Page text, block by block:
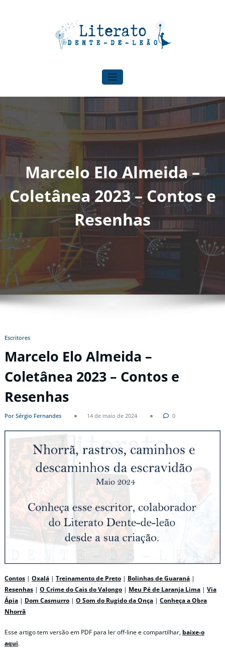
Literato Dente-de-leão
Marcelo Elo Almeida –
Coletânea 2023 – Contos e
Resenhas
Escritores
Marcelo Elo Almeida –
Coletânea 2023 – Contos e
Resenhas
Por Sérgio Fernandes 14 de maio de 2024 0
Contos | Oxalá | Treinamento de Preto | Bolinhas de Guaraná |
Resenhas | O Crime do Cais do Valongo | Meu Pé de Laranja Lima | Via
Ápia | Dom Casmurro | O Som do Rugido da Onça | Conheça a Obra
Nhorrã
Esse artigo tem versão em PDF para ler off-line e compartilhar, baixe-o
aqui.